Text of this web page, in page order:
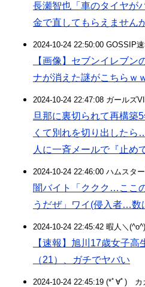
長瀬智也「車のタイヤが
金で直してもらえません
2024-10-24 22:50:00 GOSSIP
【画像】セブンイレブン
ナが消えた謎がこちらｗ
2024-10-24 22:47:08 ガールズ
旦那に裏切られて再構築
くて別れを切り出した
人に一斉メールで『止め
2024-10-24 22:46:00 ハムスタ
闇バイト「ククク…ここ
うだぜ」ワイ(侵入者…
2024-10-24 22:45:42 暇人＼
【速報】旭川17歳女子
（21）、ガチでヤバい
2024-10-24 22:45:19 (*ﾟ∀ﾟ)ゞ